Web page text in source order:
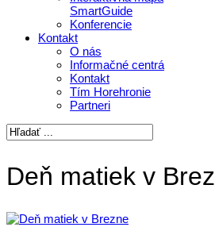
SmartGuide
Konferencie
Kontakt
O nás
Informačné centrá
Kontakt
Tím Horehronie
Partneri
Deň matiek v